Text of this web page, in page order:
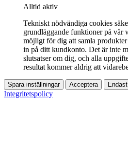
Alltid aktiv
Tekniskt nödvändiga cookies
grundläggande funktioner på vår
möjligt för dig att samla
in på ditt kundkonto. Det är inte
slutsatser om dig, och alla
resultat kommer aldrig att
Spara inställningar Acceptera
Integritetspolicy